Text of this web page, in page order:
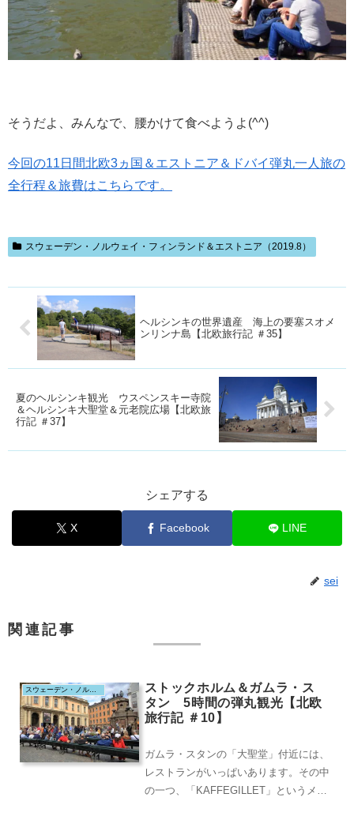
そうだよ、みんなで、腰かけて食べようよ(^^)
今回の11日間北欧3ヵ国＆エストニア＆ドバイ弾丸一人旅の
全行程＆旅費はこちらです。
スウェーデン・ノルウェイ・フィンランド＆エストニア（2019.8）
ヘルシンキの世界遺産 海上の要塞スオメ
ンリンナ島【北欧旅行記 ＃35】
夏のヘルシンキ観光 ウスペンスキー寺院
＆ヘルシンキ大聖堂＆元老院広場【北欧旅
行記 ＃37】
シェアする
X Facebook LINE
sei
関連記事
スウェーデン・ノルウェイ・フィンランド＆エストニア（2019.8）
ストックホルム＆ガムラ・ス
タン 5時間の弾丸観光【北欧
旅行記 ＃10】
ガムラ・スタンの「大聖堂」付近には、
レストランがいっぱいあります。その中
の一つ、「KAFFEGILLET」というメニ